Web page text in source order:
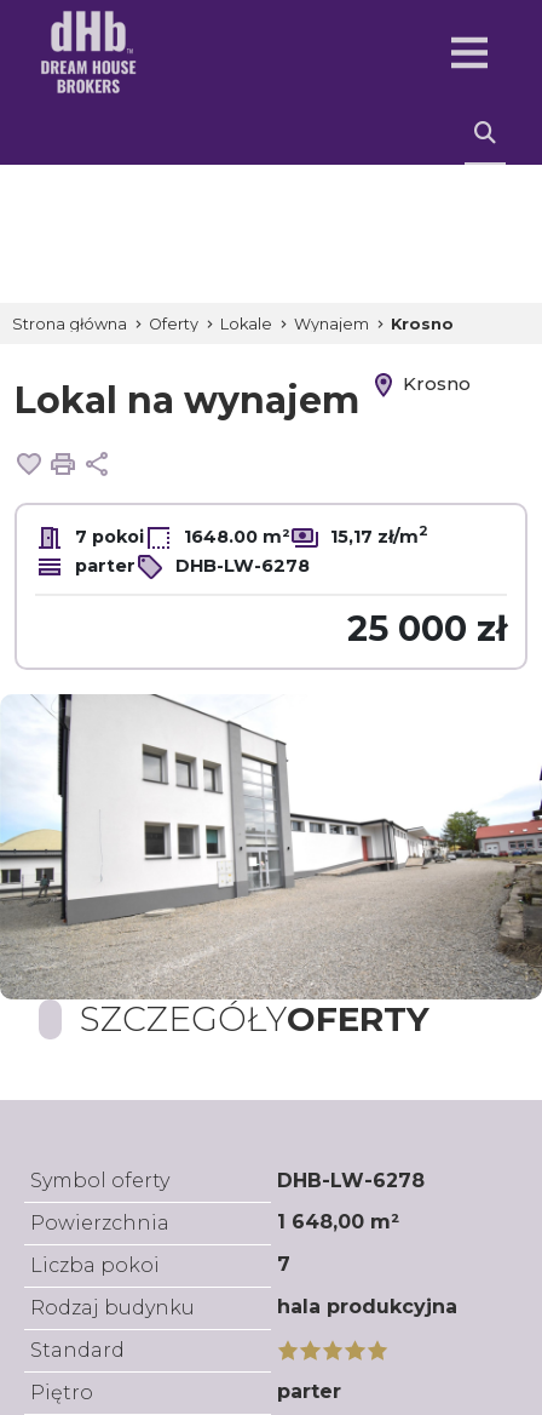
Strona główna Oferty Lokale Wynajem Krosno
Lokal na wynajem Krosno
Dodaj do ulubionych
Drukuj
7 pokoi 1648.00 m² 15,17 zł/m2
parter DHB-LW-6278
25 000 zł
SZCZEGÓŁYOFERTY
Symbol oferty
DHB-LW-6278
Powierzchnia
1 648,00 m²
Liczba pokoi
7
Rodzaj budynku
hala produkcyjna
Standard
Piętro
parter